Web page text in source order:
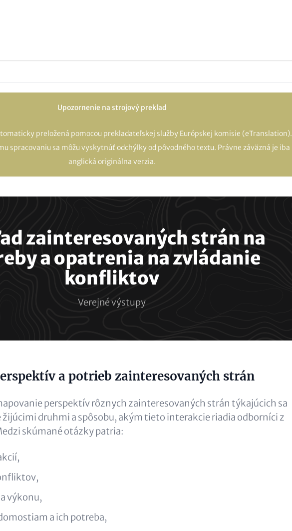
Upozornenie na strojový preklad
preložená pomocou prekladateľskej služby Európskej komisie (eTranslation).
spracovaniu sa môžu vyskytnúť odchýlky od pôvodného textu. Právne záväzná je iba
anglická originálna verzia.
zainteresovaných strán na
a opatrenia na zvládanie
konfliktov
Verejné výstupy
a potrieb zainteresovaných strán
perspektív rôznych zainteresovaných strán týkajúcich sa
druhmi a spôsobu, akým tieto interakcie riadia odborníci z
skúmané otázky patria:
výkonu,
a ich potreba,